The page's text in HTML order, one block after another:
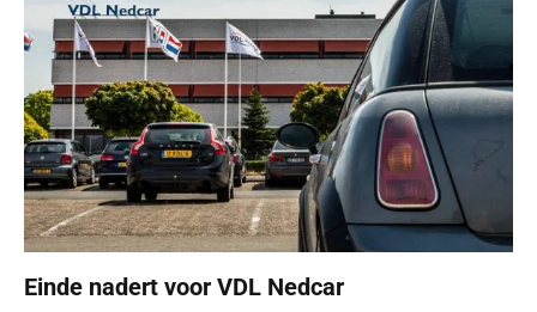
Einde nadert voor VDL Nedcar